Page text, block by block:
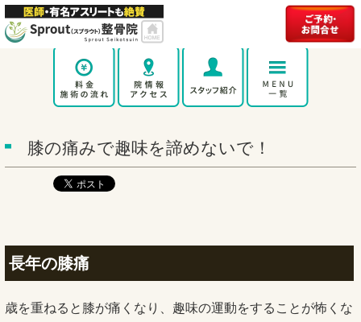
膝の痛みで趣味を諦めないで！
長年の膝痛
歳を重ねると膝が痛くなり、趣味の運動をすることが怖くな